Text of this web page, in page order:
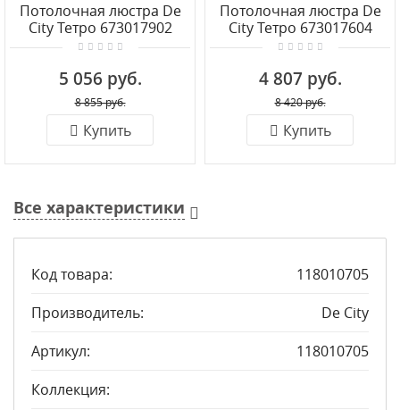
Потолочная люстра De
City Тетро 673017902
5 056 руб.
8 855 руб.
Купить
Потолочная люстра De
City Тетро 673017604
4 807 руб.
8 420 руб.
Купить
Все характеристики
Код товара:
118010705
Производитель:
De City
Артикул:
118010705
Коллекция: